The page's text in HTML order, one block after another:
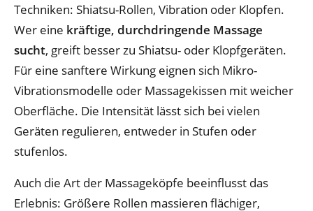
Techniken: Shiatsu-Rollen, Vibration oder Klopfen.
Wer eine kräftige, durchdringende Massage
sucht, greift besser zu Shiatsu- oder Klopfgeräten.
Für eine sanftere Wirkung eignen sich Mikro-
Vibrationsmodelle oder Massagekissen mit weicher
Oberfläche. Die Intensität lässt sich bei vielen
Geräten regulieren, entweder in Stufen oder
stufenlos.
Auch die Art der Massageköpfe beeinflusst das
Erlebnis: Größere Rollen massieren flächiger,